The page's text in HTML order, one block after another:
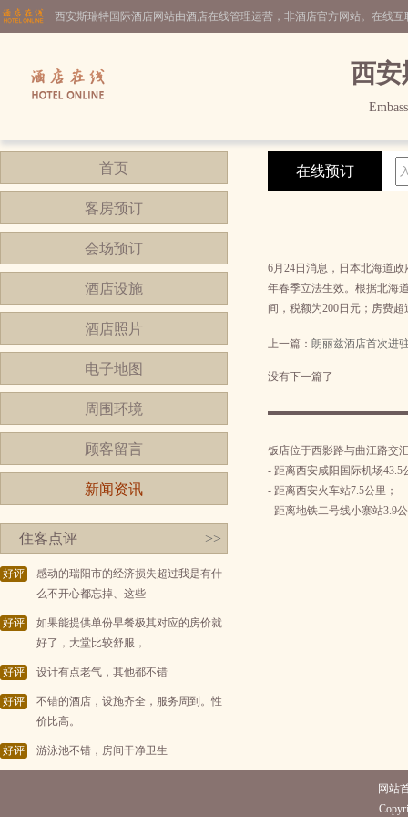
西安斯瑞特国际酒店网站由酒店在线管理运营，非酒店官方网站。在线
西安
首页
客房预订
会场预订
酒店设施
酒店照片
电子地图
周围环境
顾客留言
新闻资讯
住客点评 >>
好评
感动的瑞阳市的经济损失超过我是有什
么不开心都忘掉、这些
好评
如果能提供单份早餐极其对应的房价就
好了，大堂比较舒服，
好评 设计有点老气，其他都不错
好评
不错的酒店，设施齐全，服务周到。性
价比高。
好评 游泳池不错，房间干净卫生
在线预订
6月24日消息，日本北海道
年春季立法生效。根据北海
间，税额为200日元；房费
上一篇： 朗丽兹酒店首次进
没有下一篇了
饭店位于西影路与曲江路交
- 距离西安咸阳国际机场43.5
- 距离西安火车站7.5公里；
- 距离地铁二号线小寨站3.9
网站